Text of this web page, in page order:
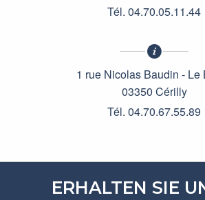
Tél. 04.70.05.11.44
1 rue Nicolas Baudin - Le
03350 Cérilly
Tél. 04.70.67.55.89
ERHALTEN SIE